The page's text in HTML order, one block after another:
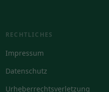
RECHTLICHES
Impressum
Datenschutz
Urheberrechtsverletzung